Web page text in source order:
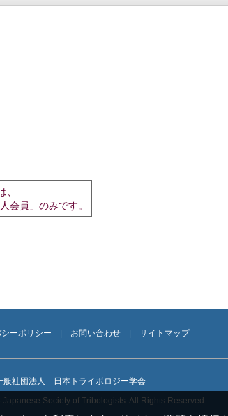
会員」のみです。
ーポリシー お問い合わせ サイトマップ
般社団法人 日本トライボロジー学会
Society of Tribologists. All Rights Reserved.